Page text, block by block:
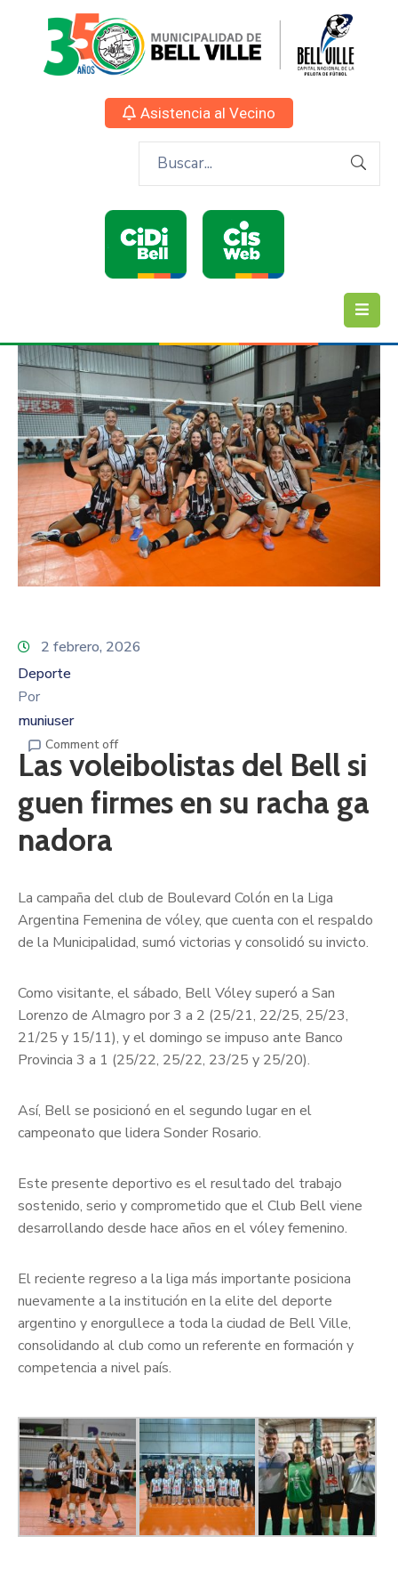
Asistencia al Vecino
2 febrero, 2026
Deporte
Por
muniuser
Comment off
Las voleibolistas del Bell si
guen firmes en su racha ga
nadora
La campaña del club de Boulevard Colón en la Liga
Argentina Femenina de vóley, que cuenta con el respaldo
de la Municipalidad, sumó victorias y consolidó su invicto.
Como visitante, el sábado, Bell Vóley superó a San
Lorenzo de Almagro por 3 a 2 (25/21, 22/25, 25/23,
21/25 y 15/11), y el domingo se impuso ante Banco
Provincia 3 a 1 (25/22, 25/22, 23/25 y 25/20).
Así, Bell se posicionó en el segundo lugar en el
campeonato que lidera Sonder Rosario.
Este presente deportivo es el resultado del trabajo
sostenido, serio y comprometido que el Club Bell viene
desarrollando desde hace años en el vóley femenino.
El reciente regreso a la liga más importante posiciona
nuevamente a la institución en la elite del deporte
argentino y enorgullece a toda la ciudad de Bell Ville,
consolidando al club como un referente en formación y
competencia a nivel país.